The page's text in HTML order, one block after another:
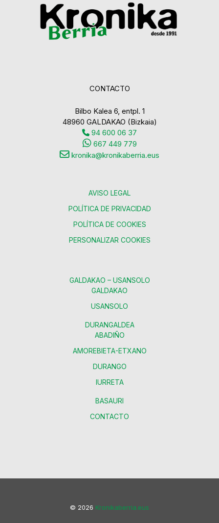
CONTACTO
Bilbo Kalea 6, entpl. 1
48960 GALDAKAO (Bizkaia)
94 600 06 37
667 449 779
kronika@kronikaberria.eus
AVISO LEGAL
POLÍTICA DE PRIVACIDAD
POLÍTICA DE COOKIES
PERSONALIZAR COOKIES
GALDAKAO – USANSOLO
GALDAKAO
USANSOLO
DURANGALDEA
ABADIÑO
AMOREBIETA-ETXANO
DURANGO
IURRETA
BASAURI
CONTACTO
© 2026 Kronikaberria.eus